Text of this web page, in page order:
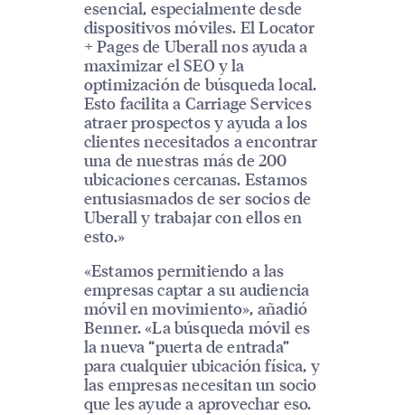
esencial, especialmente desde
dispositivos móviles. El Locator
+ Pages de Uberall nos ayuda a
maximizar el SEO y la
optimización de búsqueda local.
Esto facilita a Carriage Services
atraer prospectos y ayuda a los
clientes necesitados a encontrar
una de nuestras más de 200
ubicaciones cercanas. Estamos
entusiasmados de ser socios de
Uberall y trabajar con ellos en
esto.»
«Estamos permitiendo a las
empresas captar a su audiencia
móvil en movimiento», añadió
Benner. «La búsqueda móvil es
la nueva “puerta de entrada”
para cualquier ubicación física, y
las empresas necesitan un socio
que les ayude a aprovechar eso.